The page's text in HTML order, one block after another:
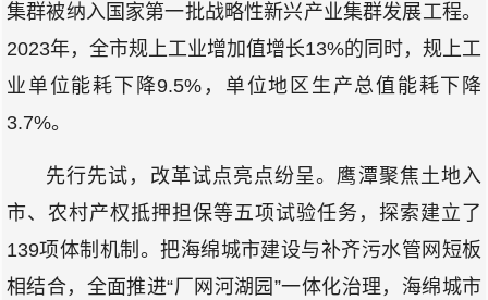
集群被纳入国家第一批战略性新兴产业集群发展工程。
2023年，全市规上工业增加值增长13%的同时，规上工
业单位能耗下降9.5%，单位地区生产总值能耗下降
3.7%。
先行先试，改革试点亮点纷呈。鹰潭聚焦土地入
市、农村产权抵押担保等五项试验任务，探索建立了
139项体制机制。把海绵城市建设与补齐污水管网短板
相结合，全面推进“厂网河湖园”一体化治理，海绵城市